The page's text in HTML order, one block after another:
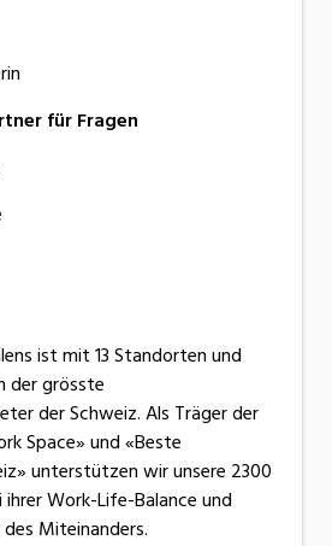
für Fragen
ist mit 13 Standorten und
der grösste
der Schweiz. Als Träger der
Space» und «Beste
unterstützen wir unsere 2300
Work-Life-Balance und
Miteinanders.